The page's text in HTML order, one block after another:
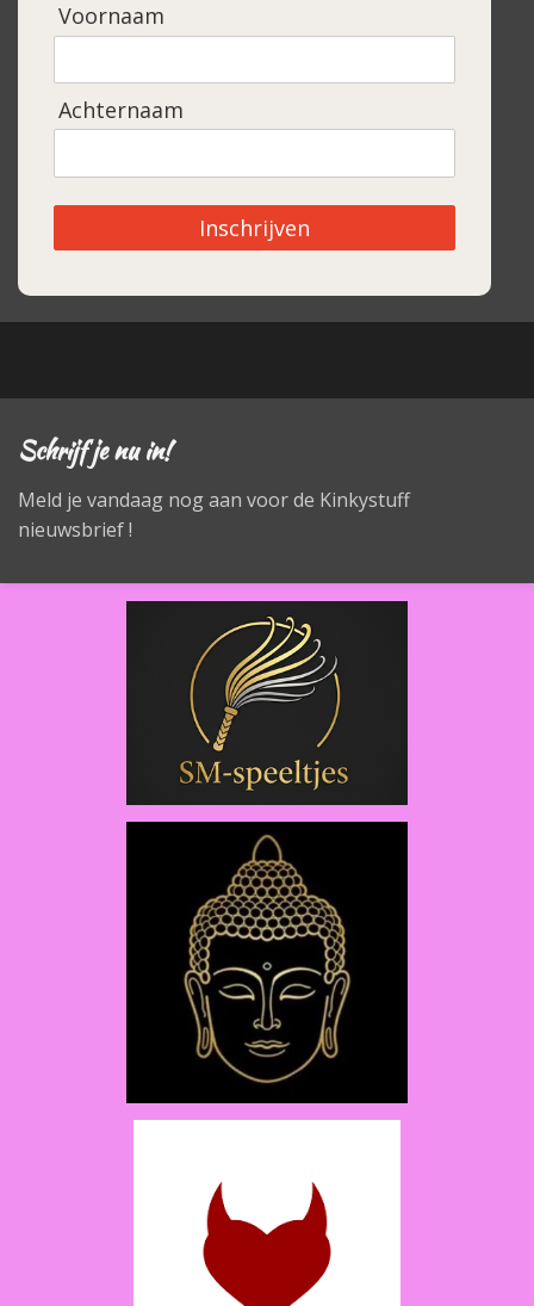
Voornaam
Achternaam
Inschrijven
Schrijf je nu in!
Meld je vandaag nog aan voor de Kinkystuff
nieuwsbrief !